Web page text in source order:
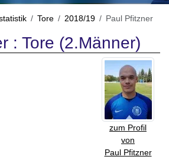
Tore 2018/19 Paul Pfitzner
: Tore (2.Männer)
zum Profil
von
Paul Pfitzner